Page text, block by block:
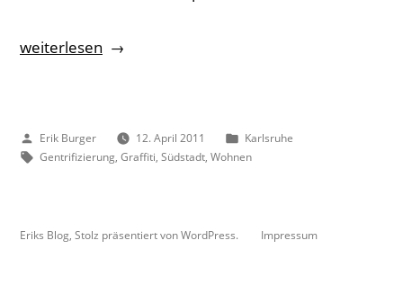
„Summer
weiterlesen
Veröffentlicht
von
Erik Burger 12. April 2011
Veröffentlicht
unter
Karlsruhe
Schlagwörter:
Gentrifizierung, Graffiti Südstadt, Wohnen
Eriks Blog Stolz präsentiert von WordPress. Impressum